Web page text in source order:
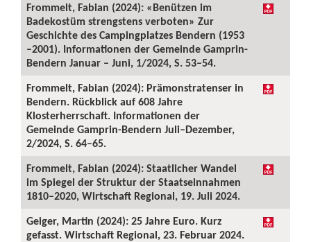
Frommelt, Fabian (2024): «Benützen im
Badekostüm strengstens verboten» Zur
Geschichte des Campingplatzes Bendern (1953
–2001). Informationen der Gemeinde Gamprin-
Bendern Januar – Juni, 1/2024, S. 53–54.
Frommelt, Fabian (2024): Prämonstratenser in
Bendern. Rückblick auf 608 Jahre
Klosterherrschaft. Informationen der
Gemeinde Gamprin-Bendern Juli–Dezember,
2/2024, S. 64–65.
Frommelt, Fabian (2024): Staatlicher Wandel
im Spiegel der Struktur der Staatseinnahmen
1810–2020, Wirtschaft Regional, 19. Juli 2024.
Geiger, Martin (2024): 25 Jahre Euro. Kurz
gefasst. Wirtschaft Regional, 23. Februar 2024.